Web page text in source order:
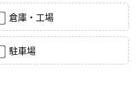
倉庫・工場
駐車場